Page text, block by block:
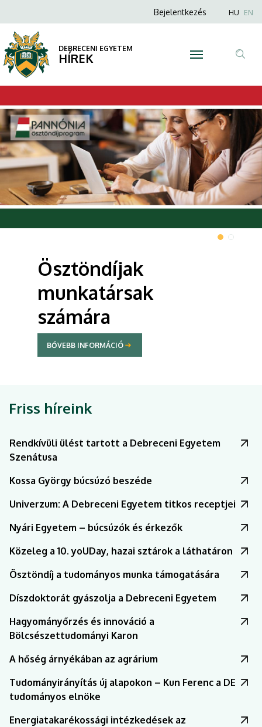
DEBRECENI
EGYETEM
Anonim
menüje
Bejelentkezés HU EN
DEBRECENI EGYETEM
HÍREK
Ösztöndíjak
munkatársak
számára
BŐVEBB INFORMÁCIÓ
Friss híreink
Rendkívüli ülést tartott a Debreceni Egyetem
Szenátusa
Kossa György búcsúzó beszéde
Univerzum: A Debreceni Egyetem titkos receptjei
Nyári Egyetem – búcsúzók és érkezők
Közeleg a 10. yoUDay, hazai sztárok a láthatáron
Ösztöndíj a tudományos munka támogatására
Díszdoktorát gyászolja a Debreceni Egyetem
Hagyományőrzés és innováció a
Bölcsészettudományi Karon
A hőség árnyékában az agrárium
Tudományirányítás új alapokon – Kun Ferenc a DE
tudományos elnöke
Energiatakarékossági intézkedések az